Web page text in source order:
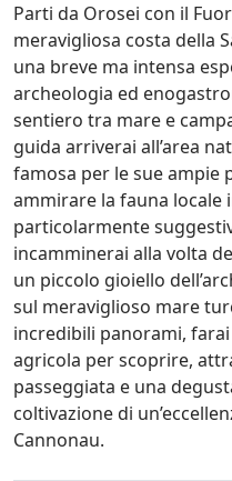
Parti da Orosei con il
meravigliosa costa della
una breve ma intensa
archeologia ed
sentiero tra mare e
guida arriverai all’area
famosa per le sue ampie
ammirare la fauna locale
particolarmente
incamminerai alla volta
un piccolo gioiello
sul meraviglioso mare
incredibili panorami,
agricola per scoprire,
passeggiata e una
coltivazione di
Cannonau.